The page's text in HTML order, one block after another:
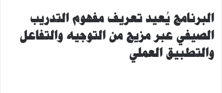
البرنامج يُعيد تعريف مفهوم التدريب
الصيفي عبر مزيج من التوجيه والتفاعل
والتطبيق العملي